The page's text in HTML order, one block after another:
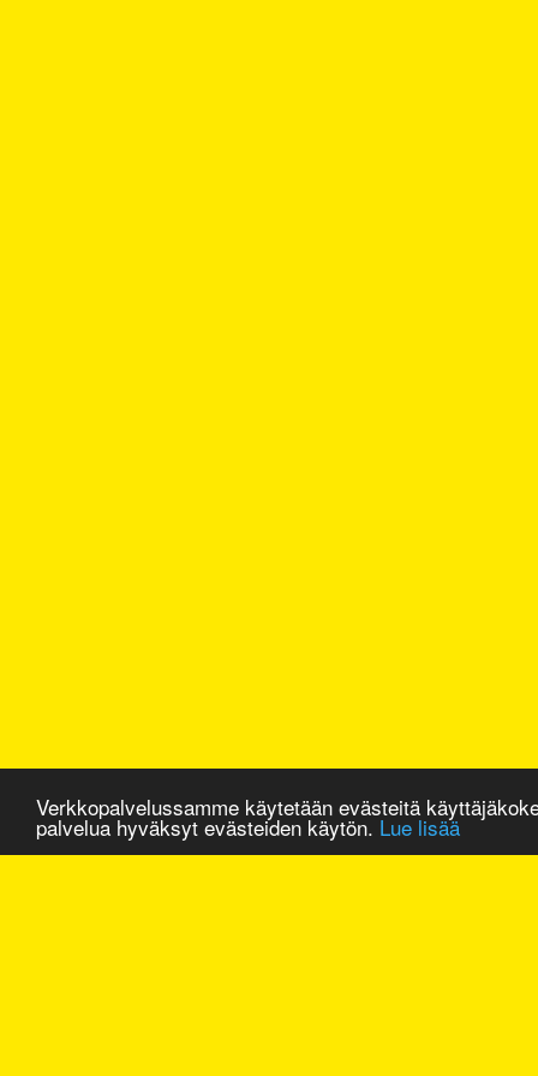
Verkkopalvelussamme käytetään evästeitä
palvelua hyväksyt evästeiden käytön. Lue lisää